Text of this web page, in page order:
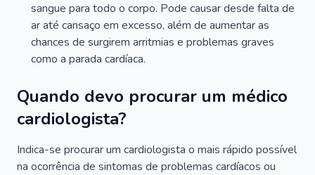
sangue para todo o corpo. Pode causar desde falta de
ar até cansaço em excesso, além de aumentar as
chances de surgirem arritmias e problemas graves
como a parada cardíaca.
Quando devo procurar um médico
cardiologista?
Indica-se procurar um cardiologista o mais rápido possível
na ocorrência de sintomas de problemas cardíacos ou